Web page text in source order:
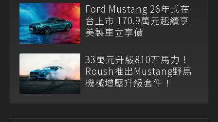
Ford Mustang 26年式在
台上市 170.9萬元起續享
美製車立享價
33萬元升級810匹馬力！
Roush推出Mustang野馬
機械增壓升級套件！